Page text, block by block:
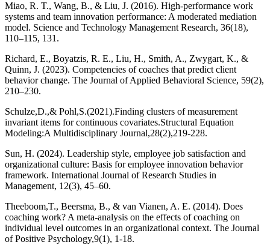
Miao, R. T., Wang, B., & Liu, J. (2016). High-performance work
systems and team innovation performance: A moderated mediation
model. Science and Technology Management Research, 36(18),
110–115, 131.
Richard, E., Boyatzis, R. E., Liu, H., Smith, A., Zwygart, K., &
Quinn, J. (2023). Competencies of coaches that predict client
behavior change. The Journal of Applied Behavioral Science, 59(2),
210–230.
Schulze,D.,& Pohl,S.(2021).Finding clusters of measurement
invariant items for continuous covariates.Structural Equation
Modeling:A Multidisciplinary Journal,28(2),219-228.
Sun, H. (2024). Leadership style, employee job satisfaction and
organizational culture: Basis for employee innovation behavior
framework. International Journal of Research Studies in
Management, 12(3), 45–60.
Theeboom,T., Beersma, B., & van Vianen, A. E. (2014). Does
coaching work? A meta-analysis on the effects of coaching on
individual level outcomes in an organizational context. The Journal
of Positive Psychology,9(1), 1-18.